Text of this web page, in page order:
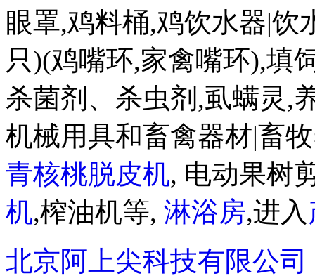
眼罩,鸡料桶,鸡饮水器|饮
只)(鸡嘴环,家禽嘴环),填
杀菌剂、杀虫剂,虱螨灵,
机械用具和畜禽器材|畜
青核桃脱皮机, 电动果树
机,榨油机等, 淋浴房,进入
北京阿上尖科技有限公司